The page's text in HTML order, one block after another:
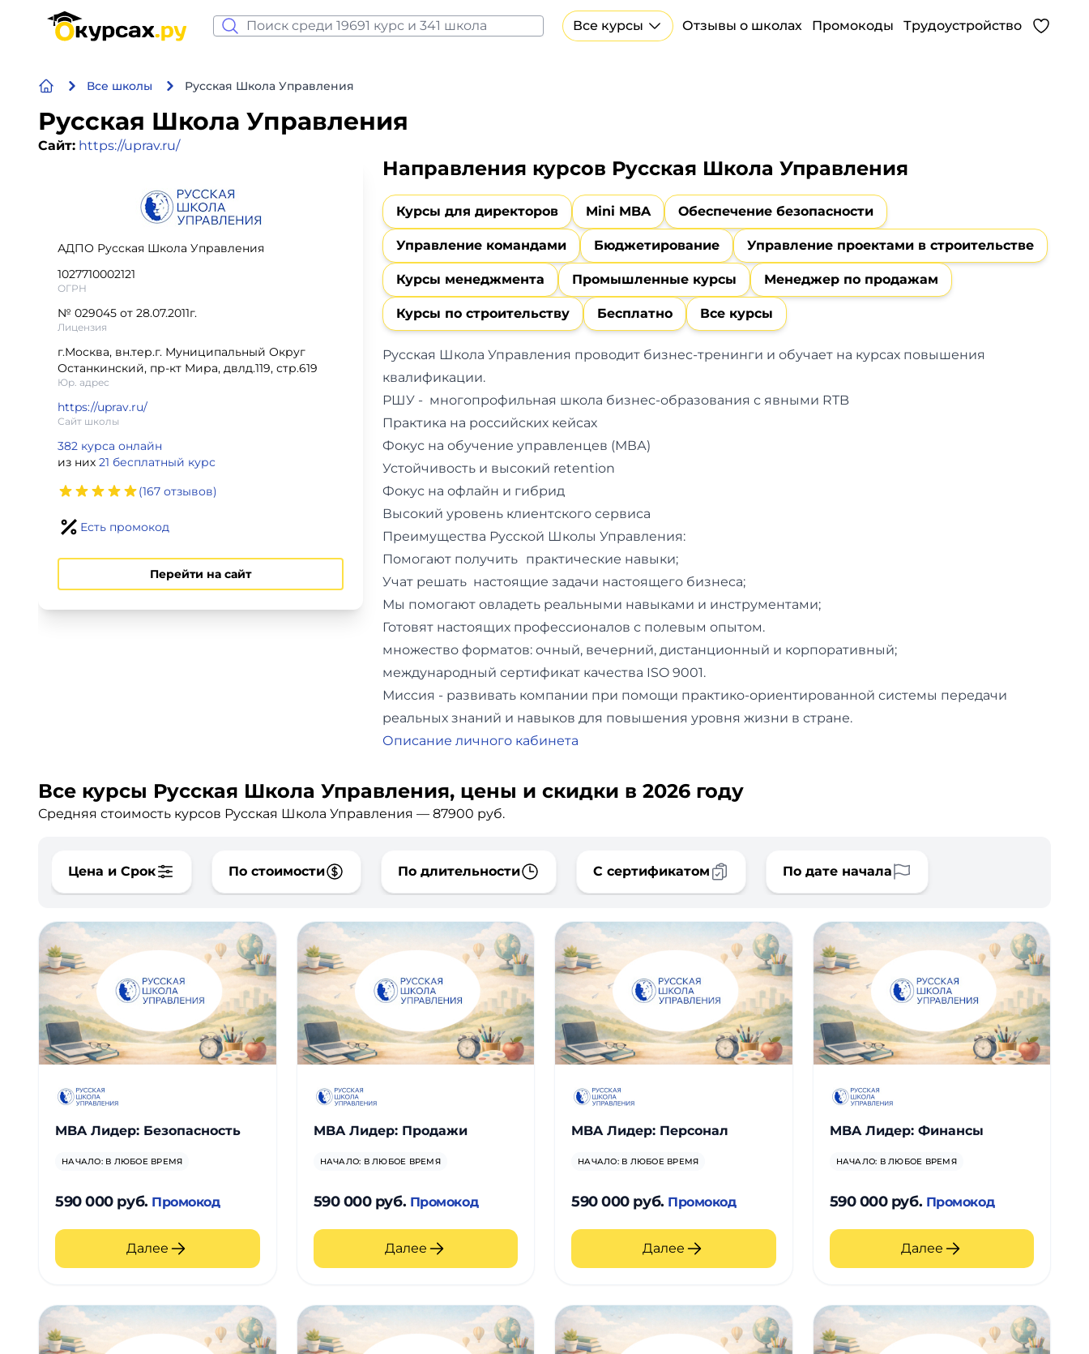
Все курсы Отзывы о школах Промокоды Трудоустройство
Все школы Руcская Школа Управления
Руcская Школа Управления
Сайт: https://uprav.ru/
АДПО Русская Школа Управления
1027710002121
ОГРН
№ 029045 от 28.07.2011г.
Лицензия
г.Москва, вн.тер.г. Муниципальный Округ
Останкинский, пр-кт Мира, двлд.119, стр.619
Юр. адрес
https://uprav.ru/
Сайт школы
382 курса онлайн
из них 21 бесплатный курс
(167 отзывов)
Есть промокод
Перейти на сайт
Направления курсов Руcская Школа Управления
Курсы для директоров Mini MBA Обеспечение безопасности
Управление командами Бюджетирование Управление проектами в строительстве
Курсы менеджмента Промышленные курсы Менеджер по продажам
Курсы по строительству Бесплатно Все курсы
Русская Школа Управления проводит бизнес-тренинги и обучает на курсах повышения
квалификации.
РШУ - многопрофильная школа бизнес-образования с явными RTB
Практика на российских кейсах
Фокус на обучение управленцев (МВА)
Устойчивость и высокий retention
Фокус на офлайн и гибрид
Высокий уровень клиентского сервиса
Преимущества Русской Школы Управления:
Помогают получить практические навыки;
Учат решать настоящие задачи настоящего бизнеса;
Мы помогают овладеть реальными навыками и инструментами;
Готовят настоящих профессионалов с полевым опытом.
множество форматов: очный, вечерний, дистанционный и корпоративный;
международный сертификат качества ISO 9001.
Миссия - развивать компании при помощи практико-ориентированной системы передачи
реальных знаний и навыков для повышения уровня жизни в стране.
Описание личного кабинета
Все курсы Руcская Школа Управления, цены и скидки в 2026 году
Средняя стоимость курсов Руcская Школа Управления — 87900 руб.
Цена и Срок По стоимости По длительности С сертификатом По дате начала
MBA Лидер: Безопасность
НАЧАЛО: В ЛЮБОЕ ВРЕМЯ
590 000 руб. Промокод
Далее
MBA Лидер: Продажи
НАЧАЛО: В ЛЮБОЕ ВРЕМЯ
590 000 руб. Промокод
Далее
MBA Лидер: Персонал
НАЧАЛО: В ЛЮБОЕ ВРЕМЯ
590 000 руб. Промокод
Далее
MBA Лидер: Финансы
НАЧАЛО: В ЛЮБОЕ ВРЕМЯ
590 000 руб. Промокод
Далее
Программирование
Бизнес и финансы
Аналитика
Видео, фото, аудио
Маркетинг
Иностранный язык
Для детей
Красота, здоровье, фитнес
Психология и саморазвитие
Прочее
Репетиторы
Бесплатно